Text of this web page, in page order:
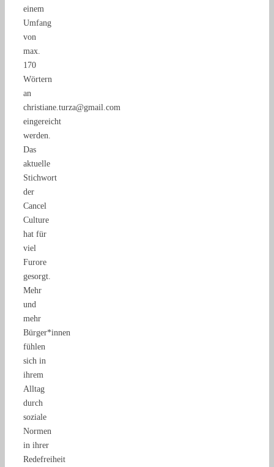
einem
Umfang
von
max.
170
Wörtern
an
christiane.turza@gmail.com
eingereicht
werden.
Das
aktuelle
Stichwort
der
Cancel
Culture
hat für
viel
Furore
gesorgt.
Mehr
und
mehr
Bürger*innen
fühlen
sich in
ihrem
Alltag
durch
soziale
Normen
in ihrer
Redefreiheit